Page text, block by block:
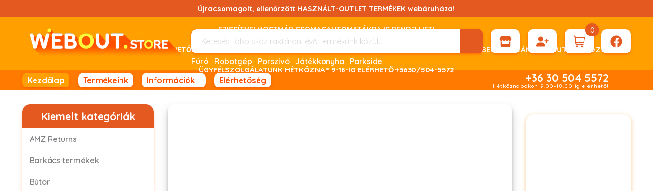
a
Újracsomagolt, ellenőrzött HASZNÁLT-OUTLET TERMÉKEK webáruháza!
FRISSÍTVE! MOSTMÁR CSOMAGAUTOMATÁKBA IS RENDELHET!
UTÁNVÉTELES FIZETÉSRE NINCS LEHETŐSÉG! FIZETNI ONLINE BANKKÁRTYÁVAL LEHETSÉGES, SZÜKSÉG ESETÉN KÉRHET DÍJBEKÉRŐ SZÁMLÁT ÁTUTALÁSHOZ.
ÜGYFÉLSZOLGÁLATUNK HÉTKÖZNAP 9-18-IG ELÉRHETŐ +3630/504-5572
Fúró Robotgép Porszívó Játékkonyha Parkside
0
Kezdőlap Termékeink Információk Elérhetőség +36 30 504 5572
Hétköznapokon 9.00-18.00 ig elérhető!
Kiemelt kategóriák
AMZ Returns
Barkács termékek
Bútor